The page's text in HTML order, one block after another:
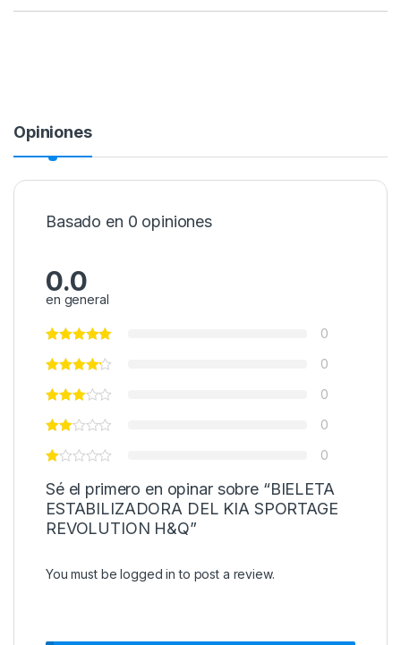
Opiniones
Basado en 0 opiniones
0.0
en general
0
0
0
0
0
Sé el primero en opinar sobre “BIELETA
ESTABILIZADORA DEL KIA SPORTAGE
REVOLUTION H&Q”
You must be logged in to post a review.